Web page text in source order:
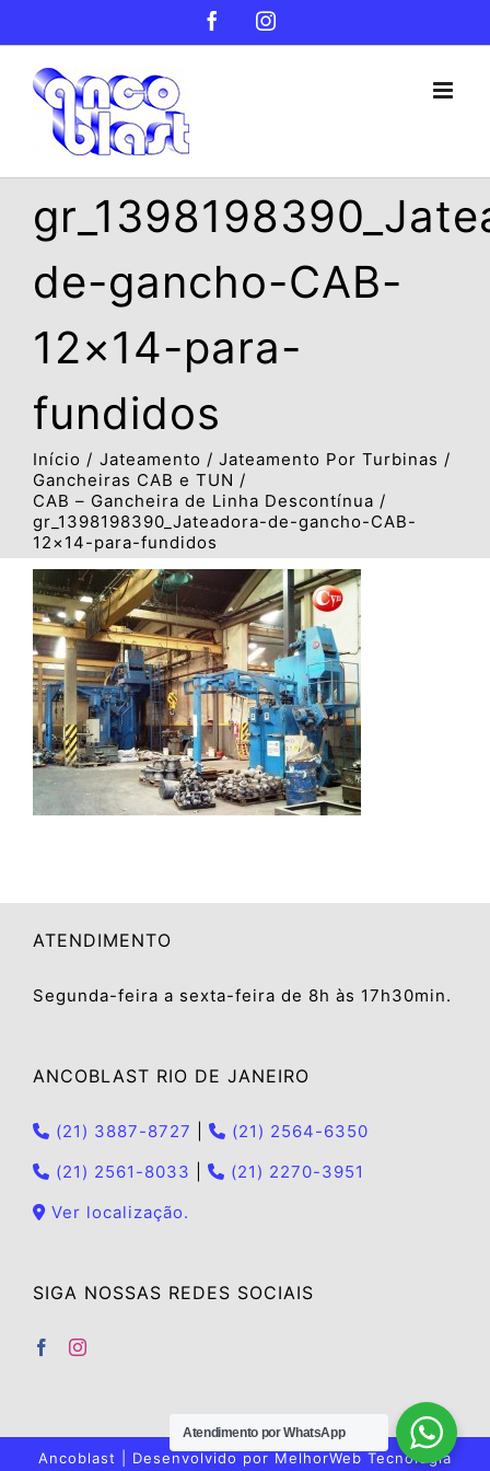
para
conteúdo
Facebook
de-gancho-CAB-
12×14-para-
fundidos
Início Jateamento
Jateamento Por Turbinas
Gancheiras CAB e TUN
CAB – Gancheira de Linha Descontínua
gr_1398198390_Jateadora-de-gancho-CAB-
12×14-para-fundidos
ATENDIMENTO
Segunda-feira a sexta-feira de 8h às 17h30min.
ANCOBLAST RIO DE JANEIRO
(21) 3887-8727
(21) 2564-6350
(21) 2561-8033
(21) 2270-3951
Ver localização.
SIGA NOSSAS REDES SOCIAIS
Ancoblast | Desenvolvido por MelhorWeb Tecnologia
Atendimento por WhatsApp